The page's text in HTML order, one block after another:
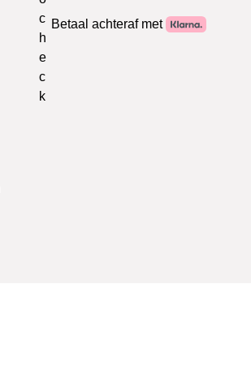
Betaal achteraf met